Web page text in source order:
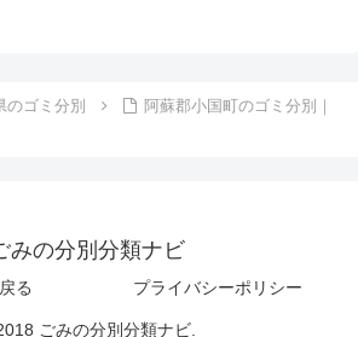
のゴミ分別
阿蘇郡小国町のゴミ分別｜
みの分別分類ナビ
る プライバシーポリシー
ごみの分別分類ナビ.